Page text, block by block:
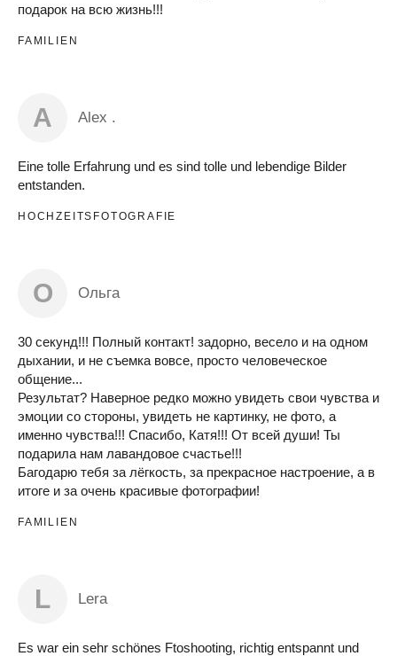
подарок на всю жизнь!!!
FAMILIEN
A Alex .
Eine tolle Erfahrung und es sind tolle und lebendige Bilder
entstanden.
HOCHZEITSFOTOGRAFIE
О Ольга
30 секунд!!! Полный контакт! задорно, весело и на одном
дыхании, и не съемка вовсе, просто человеческое
общение...
Результат? Наверное редко можно увидеть свои чувства и
эмоции со стороны, увидеть не картинку, не фото, а
именно чувства!!! Спасибо, Катя!!! От всей души! Ты
подарила нам лавандовое счастье!!!
Багодарю тебя за лёгкость, за прекрасное настроение, а в
итоге и за очень красивые фотографии!
FAMILIEN
L Lera
Es war ein sehr schönes Ftoshooting, richtig entspannt und